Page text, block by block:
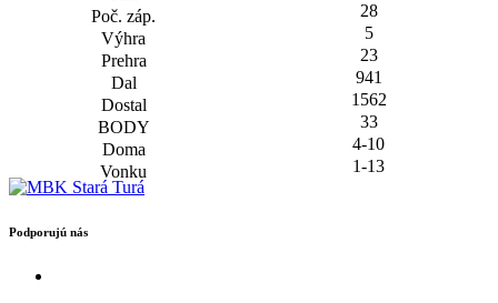
28
5
23
941
1562
33
4-10
1-13
Podporujú nás